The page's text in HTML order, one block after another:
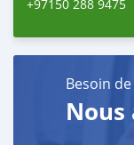
+97150 288 9475
Besoin
Nous